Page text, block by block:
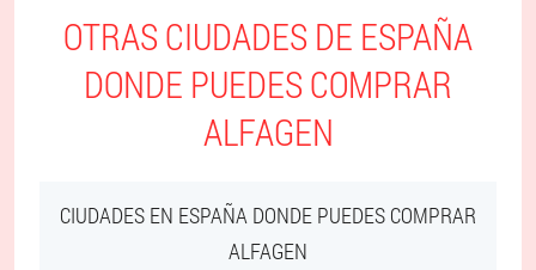
OTRAS CIUDADES DE ESPAÑA
DONDE PUEDES COMPRAR
ALFAGEN
CIUDADES EN ESPAÑA DONDE PUEDES COMPRAR
ALFAGEN